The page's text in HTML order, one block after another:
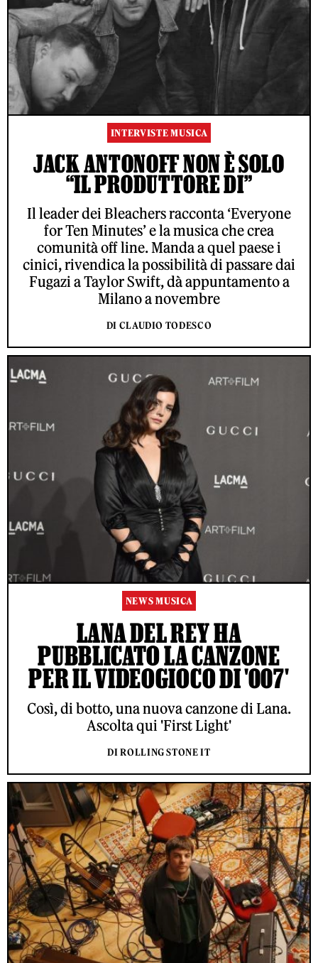
INTERVISTE MUSICA
JACK ANTONOFF NON È SOLO
“IL PRODUTTORE DI”
Il leader dei Bleachers racconta ‘Everyone
for Ten Minutes’ e la musica che crea
comunità off line. Manda a quel paese i
cinici, rivendica la possibilità di passare dai
Fugazi a Taylor Swift, dà appuntamento a
Milano a novembre
DI CLAUDIO TODESCO
NEWS MUSICA
LANA DEL REY HA
PUBBLICATO LA CANZONE
PER IL VIDEOGIOCO DI '007'
Così, di botto, una nuova canzone di Lana.
Ascolta qui 'First Light'
DI ROLLING STONE IT